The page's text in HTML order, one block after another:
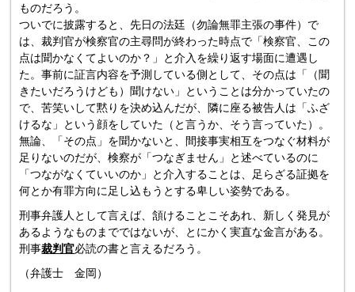
ものだろう。
ついでに披露すると、先日の法廷（勿論無罪主張の事件）で
は、裁判官が検察官の主尋問が終わった時点で「検察官、この
点は聞かなくてよいのか？」と介入を繰り返す場面に遭遇し
た。事前に証言内容を予測している側として、その点は「（聞
きたいだろうけども）聞けない」ということは分かっていたの
で、苦笑いして黙りを決め込んだが、隣に座る被告人は「ふざ
けるな」という顔をしていた（と言うか、そう言っていた）。
無論、「その点」を聞かないと、間接事実相互をつなぐ材料が
足りないのだが、検察が「つなぎません」と述べているのに
「つながなくていいのか」と介入することは、足らざる証拠を
何とか有罪方向に足し込もうとする卑しい姿勢である。
刑事弁護人として言えば、頷けることこそあれ、新しく発見が
あるようなものまでではないが、とにかく実直な金言がある。
刑事裁判官必読の書と言えるだろう。
（弁護士 金岡）